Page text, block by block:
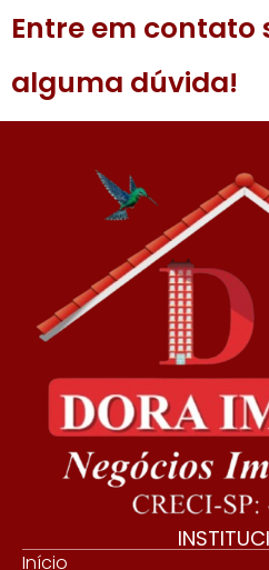
Entre em contato
alguma dúvida!
Início